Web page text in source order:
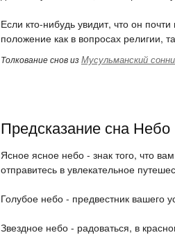
Если кто-нибудь увидит, что он
положение как в вопросах религии,
Толкование снов изМусульманский
Предсказание сна Небо
Ясное ясное небо - знак того, что
отправитесь в увлекательное
Голубое небо - предвестник вашего
Звездное небо - радоваться, в